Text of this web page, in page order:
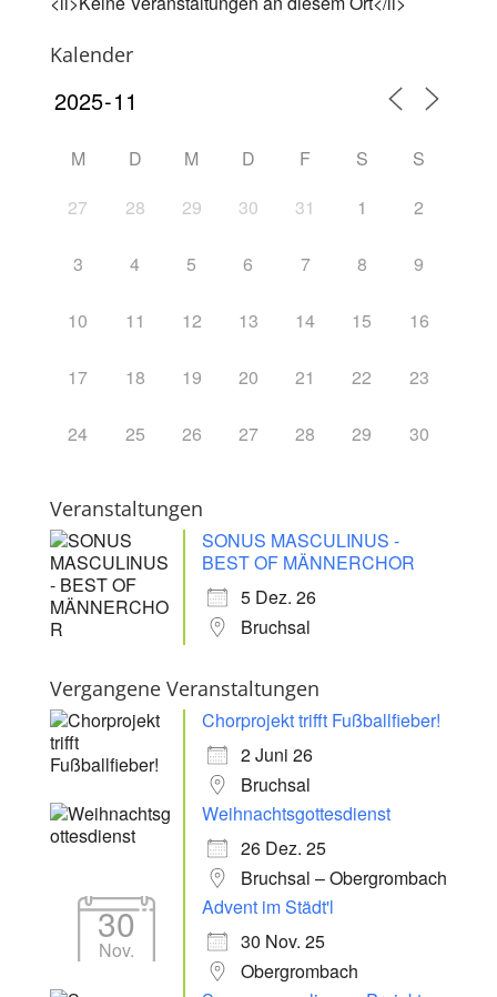
Kalender
M D M D F S
S
27
28 29 30 31 1 2
3 4 5 6 7 8 9
10 11 12 13 14 15 16
17 18 19 20 21 22 23
24 25 26 27 28 29 30
Veranstaltungen
SONUS MASCULINUS -
BEST OF MÄNNERCHOR
5 Dez. 26
Bruchsal
Vergangene Veranstaltungen
Chorprojekt trifft Fußballfieber!
2 Juni 26
Bruchsal
Weihnachtsgottesdienst
26 Dez. 25
Bruchsal – Obergrombach
30
Nov.
Advent im Städt'l
30 Nov. 25
Obergrombach